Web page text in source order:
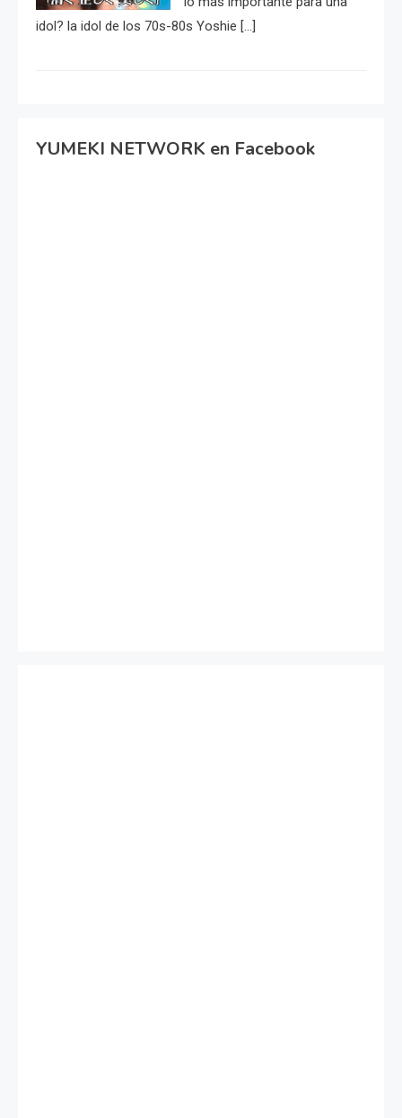
idol? la idol de los 70s-80s Yoshie […]
YUMEKI NETWORK en Facebook